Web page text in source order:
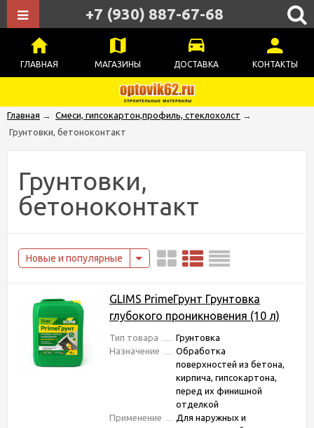
ГЛАВНАЯ МАГАЗИНЫ ДОСТАВКА КОНТАКТЫ
+7 (930) 887-67-68
Главная → Смеси, гипсокартон,профиль, стеклохолст →
Грунтовки, бетоноконтакт
Грунтовки,
бетоноконтакт
Новые и популярные
GLIMS PrimeГрунт Грунтовка
глубокого проникновения (10 л)
Тип товара
Грунтовка
Назначение
Обработка
поверхностей из бетона,
кирпича, гипсокартона,
перед их финишной
отделкой
Применение
Для наружных и